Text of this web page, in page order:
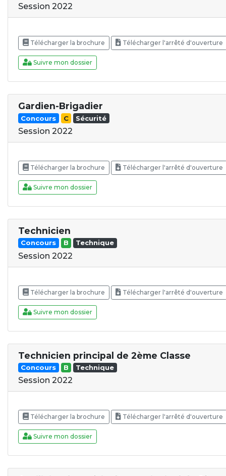
Session 2022
Télécharger la brochure Télécharger l'arrêté d'ouverture
Suivre mon dossier
Gardien-Brigadier
Concours C Sécurité
Session 2022
Télécharger la brochure Télécharger l'arrêté d'ouverture
Suivre mon dossier
Technicien
Concours B Technique
Session 2022
Télécharger la brochure Télécharger l'arrêté d'ouverture
Suivre mon dossier
Technicien principal de 2ème Classe
Concours B Technique
Session 2022
Télécharger la brochure Télécharger l'arrêté d'ouverture
Suivre mon dossier